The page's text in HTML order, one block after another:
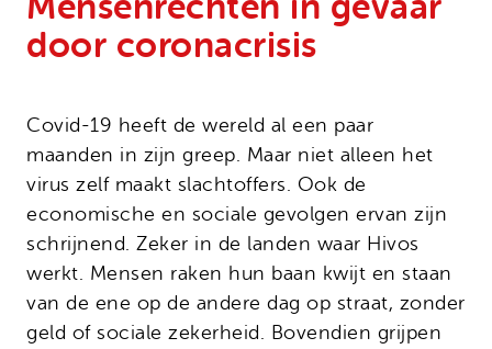
door coronacrisis
Covid-19 heeft de wereld al een paar
maanden in zijn greep. Maar niet alleen het
virus zelf maakt slachtoffers. Ook de
economische en sociale gevolgen ervan zijn
schrijnend. Zeker in de landen waar Hivos
werkt. Mensen raken hun baan kwijt en staan
van de ene op de andere dag op straat, zonder
geld of sociale zekerheid. Bovendien grijpen
Noodfonds voor activisten
Onze successen
Jaarverslag
Contact